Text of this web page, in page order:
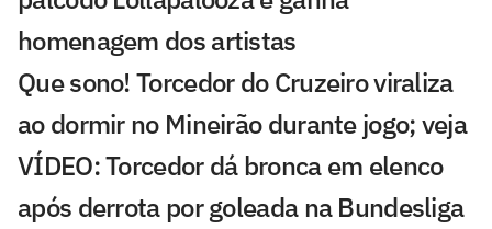
homenagem dos artistas
Que sono! Torcedor do Cruzeiro viraliza
ao dormir no Mineirão durante jogo; veja
VÍDEO: Torcedor dá bronca em elenco
após derrota por goleada na Bundesliga